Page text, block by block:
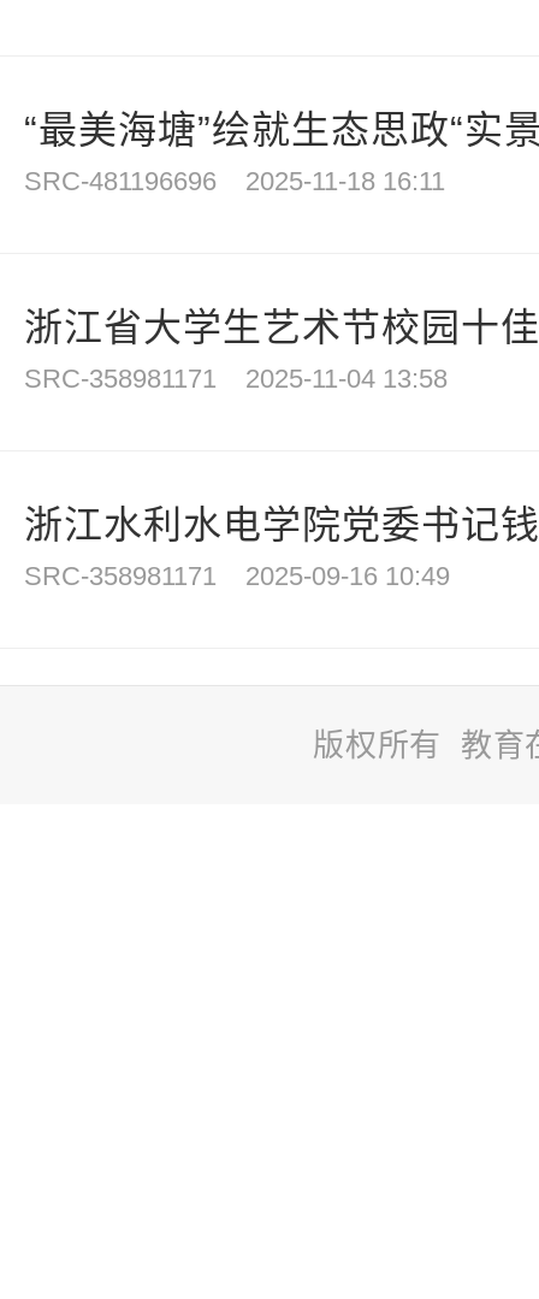
“最美海塘”绘就生态思政“实
SRC-481196696 2025-11-18 16:11
浙江省大学生艺术节校园十
SRC-358981171 2025-11-04 13:58
浙江水利水电学院党委书记
SRC-358981171 2025-09-16 10:49
版权所有 教育